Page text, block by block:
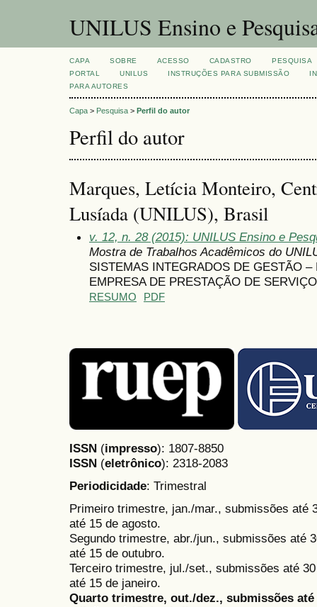
UNILUS Ensino e
CAPA SOBRE ACESSO CADASTRO
PESQUISA
PORTAL
UNILUS INSTRUÇÕES PARA SUBMISSÃO
PARA AUTORES
Capa > Pesquisa > Perfil do autor
Perfil do autor
Marques, Letícia Monteiro,
Lusíada (UNILUS), Brasil
v. 12, n. 28 (2015): UNILUS Ensino e
Mostra de Trabalhos Acadêmicos do
SISTEMAS INTEGRADOS DE GESTÃO
EMPRESA DE PRESTAÇÃO DE
RESUMO PDF
ISSN (impresso): 1807-8850
ISSN (eletrônico): 2318-2083
Periodicidade: Trimestral
Primeiro trimestre, jan./mar., submissões até
até 15 de agosto.
Segundo trimestre, abr./jun., submissões até
até 15 de outubro.
Terceiro trimestre, jul./set., submissões até
até 15 de janeiro.
Quarto trimestre, out./dez., submissões